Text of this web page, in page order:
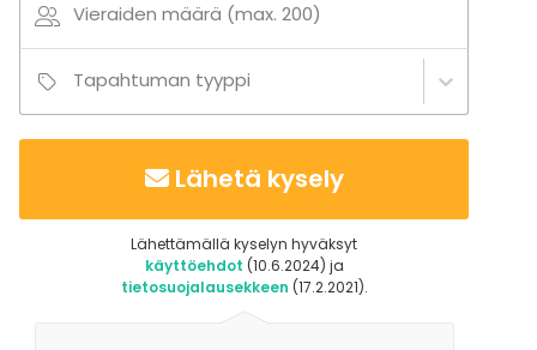
Vieraiden määrä (max. 200)
Tapahtuman tyyppi
Lähetä kysely
Lähettämällä kyselyn hyväksyt
käyttöehdot (10.6.2024) ja
tietosuojalausekkeen (17.2.2021).